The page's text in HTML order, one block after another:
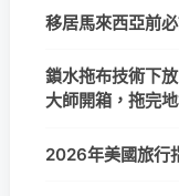
移居馬來西亞前
鎖水拖布技術下
大師開箱，拖完
2026年美國旅行